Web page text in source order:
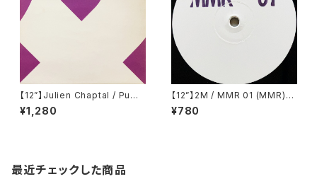
【12”】Julien Chaptal / Pump
(Remote Area) (Remote02
5)
¥1,280
【12”】2M / MMR 01 (MMR)
(MMR 01)
¥780
最近チェックした商品